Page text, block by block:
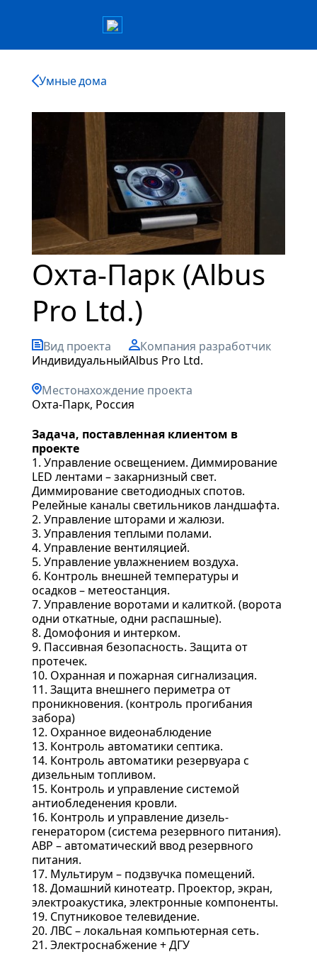
Умные дома
Охта-Парк (Albus
Pro Ltd.)
Вид проекта
индивидуальный
Компания разработчик
Albus Pro Ltd.
Местонахождение проекта
Охта-Парк, Россия
Задача, поставленная клиентом в
проекте
1. Управление освещением. Диммирование
LED лентами – закарнизный свет.
Диммирование светодиодных спотов.
Релейные каналы светильников ландшафта.
2. Управление шторами и жалюзи.
3. Управления теплыми полами.
4. Управление вентиляцией.
5. Управление увлажнением воздуха.
6. Контроль внешней температуры и
осадков – метеостанция.
7. Управление воротами и калиткой. (ворота
одни откатные, одни распашные).
8. Домофония и интерком.
9. Пассивная безопасность. Защита от
протечек.
10. Охранная и пожарная сигнализация.
11. Защита внешнего периметра от
проникновения. (контроль прогибания
забора)
12. Охранное видеонаблюдение
13. Контроль автоматики септика.
14. Контроль автоматики резервуара с
дизельным топливом.
15. Контроль и управление системой
антиобледенения кровли.
16. Контроль и управление дизель-
генератором (система резервного питания).
АВР – автоматический ввод резервного
питания.
17. Мультирум – подзвучка помещений.
18. Домашний кинотеатр. Проектор, экран,
электроакустика, электронные компоненты.
19. Спутниковое телевидение.
20. ЛВС – локальная компьютерная сеть.
21. Электроснабжение + ДГУ